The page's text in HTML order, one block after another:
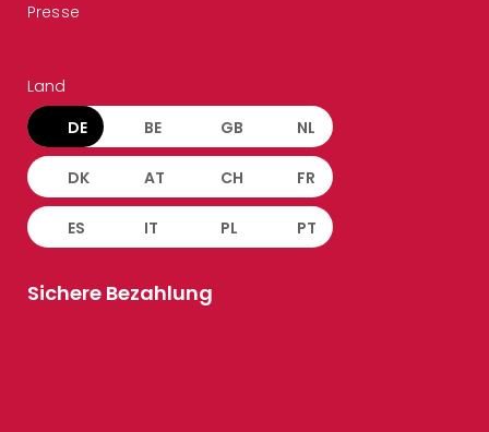
Presse
Land
DE BE GB NL
DK AT CH FR
ES IT PL PT
Sichere Bezahlung